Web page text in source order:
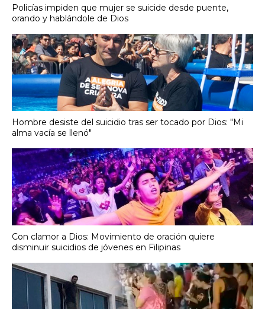
Policías impiden que mujer se suicide desde puente,
orando y hablándole de Dios
Hombre desiste del suicidio tras ser tocado por Dios: "Mi
alma vacía se llenó"
Con clamor a Dios: Movimiento de oración quiere
disminuir suicidios de jóvenes en Filipinas